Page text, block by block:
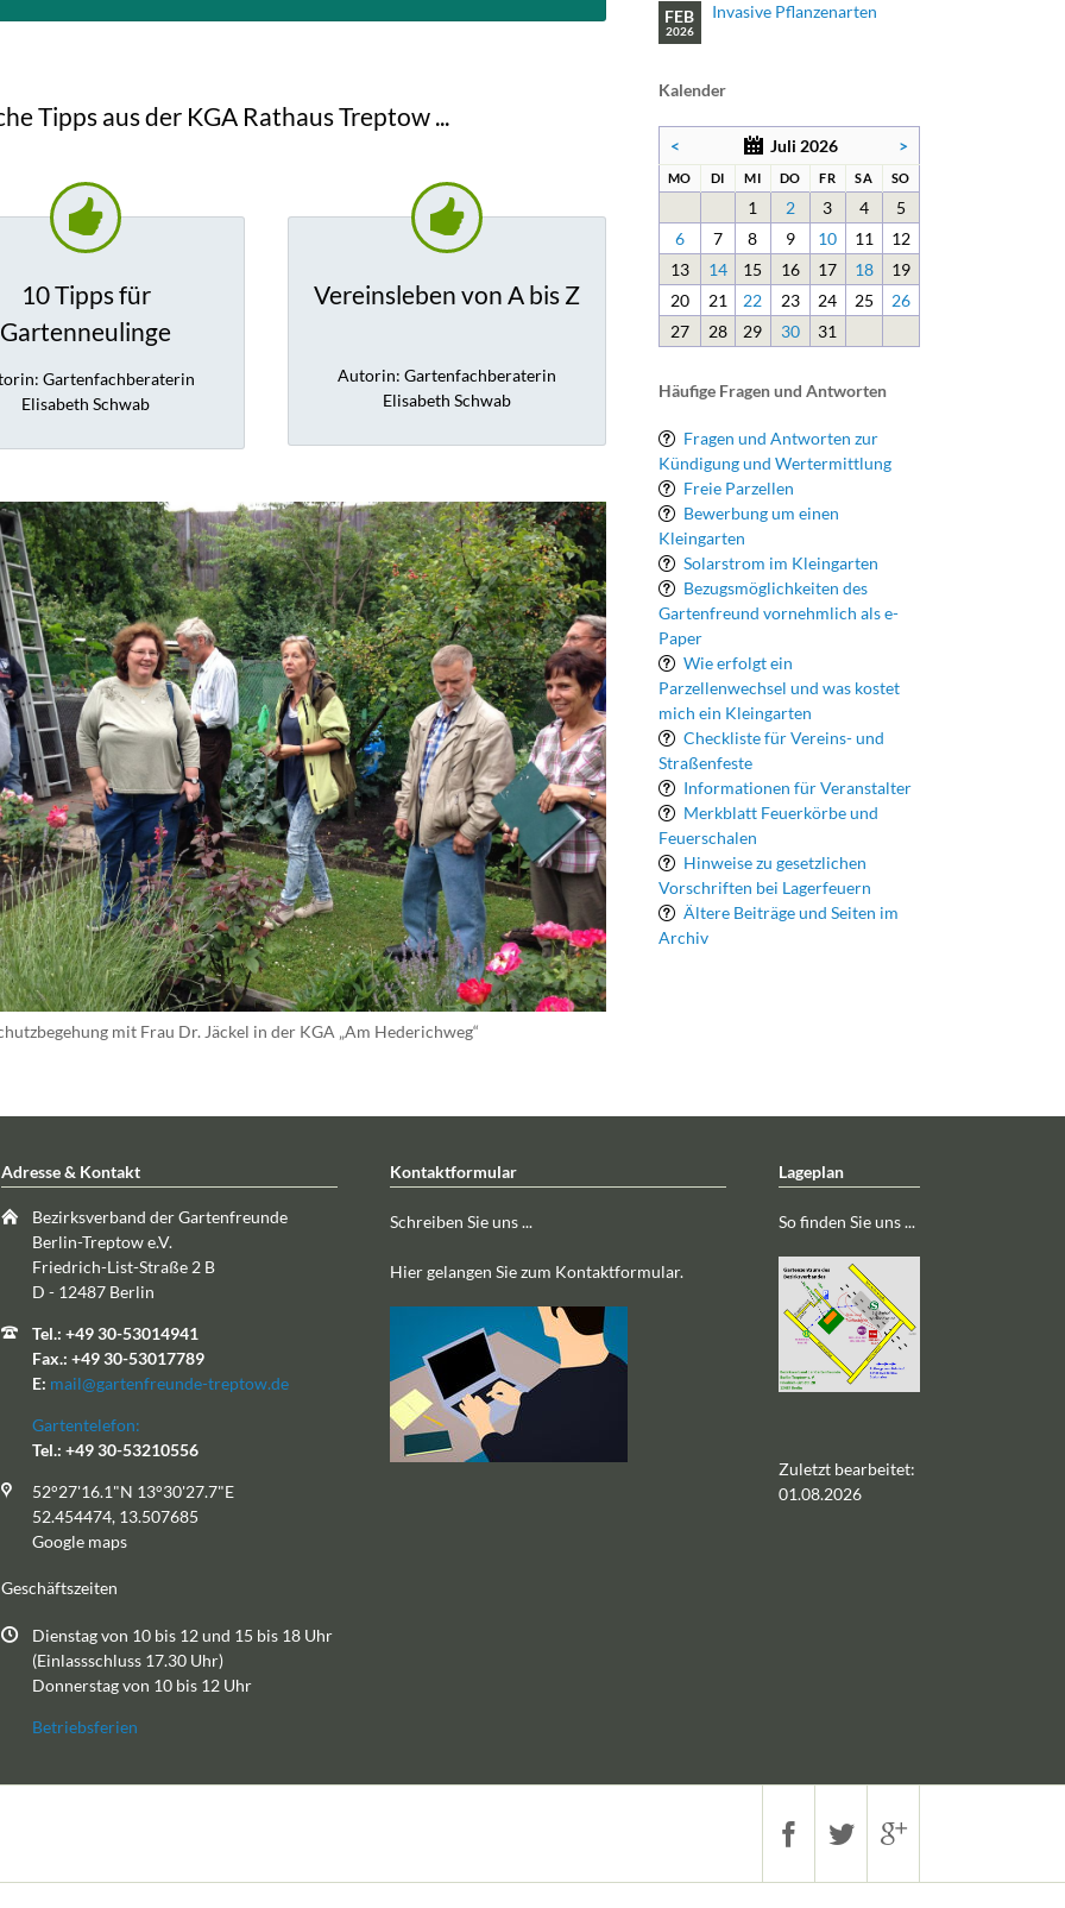
Tipps aus der KGA Rathaus Treptow ...
10 Tipps für
Gartenneulinge
Gartenfachberaterin
Elisabeth Schwab
Vereinsleben von A bis Z
Autorin: Gartenfachberaterin
Elisabeth Schwab
mit Frau Dr. Jäckel in der KGA „Am Hederichweg“
FEB
2026
Invasive Pflanzenarten
Kalender
< Juli 2026 >
MO NTAG
DI ENSTAG
MITTWOCH
DO NNERSTAG
FREITAG
SA MSTAG
SO
1 2 3 4
5
6
7 8 9 10 11
12
13
14 15 16 17 18
19
20
21 22 23 24 25
26
27
28 29 30 31
Häufige Fragen und Antworten
Fragen und Antworten zur
Kündigung und Wertermittlung
Freie Parzellen
Bewerbung um einen
Kleingarten
Solarstrom im Kleingarten
Bezugsmöglichkeiten des
Gartenfreund vornehmlich als e-
Paper
Wie erfolgt ein
Parzellenwechsel und was kostet
mich ein Kleingarten
Checkliste für Vereins- und
Straßenfeste
Informationen für Veranstalter
Merkblatt Feuerkörbe und
Feuerschalen
Hinweise zu gesetzlichen
Vorschriften bei Lagerfeuern
Ältere Beiträge und Seiten im
Archiv
Adresse & Kontakt
Bezirksverband der Gartenfreunde
Berlin-Treptow e.V.
Friedrich-List-Straße 2 B
D - 12487 Berlin
Tel.: +49 30-53014941
Fax.: +49 30-53017789
E: mail@gartenfreunde-treptow.de
Gartentelefon:
Tel.: +49 30-53210556
52°27'16.1"N 13°30'27.7"E
52.454474, 13.507685
Google maps
Geschäftszeiten
Dienstag von 10 bis 12 und 15 bis 18 Uhr
(Einlassschluss 17.30 Uhr)
Donnerstag von 10 bis 12 Uhr
Betriebsferien
Kontaktformular
Schreiben Sie uns ...
Hier gelangen Sie zum Kontaktformular.
Lageplan
So finden Sie uns ...
Zuletzt bearbeitet:
01.08.2026